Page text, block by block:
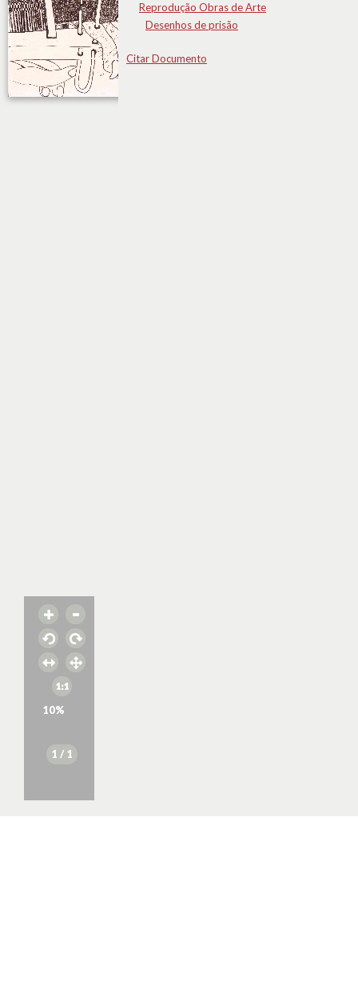
10%
1 / 1
Reprodução Obras de Arte
Desenhos de prisão
Citar Documento